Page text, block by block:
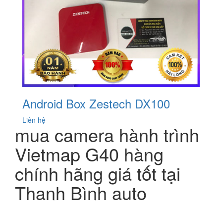
Android Box Zestech DX100
Liên hệ
mua camera hành trình
Vietmap G40 hàng
chính hãng giá tốt tại
Thanh Bình auto